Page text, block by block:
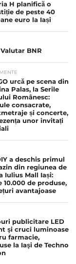
H planifică o
de peste 40
euro la Iași
BNR
urcă pe scena din
Palas, la Serile
Românesc:
consacrate,
și concerte,
unor invitați
a deschis primul
din regiunea de
Iulius Mall Iași:
10.000 de produse,
avantajoase
publicitare LED
şi cruci luminoase
farmacie,
la Iaşi de Techno